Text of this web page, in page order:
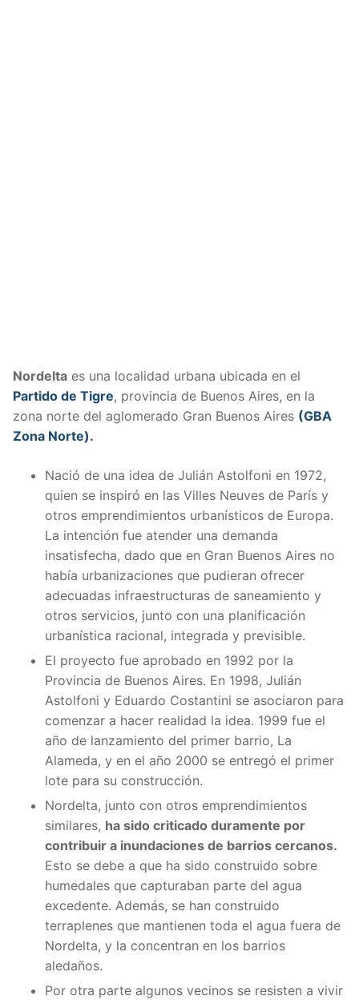
Nordelta es una localidad urbana ubicada en el
Partido de Tigre, provincia de Buenos Aires, en la
zona norte del aglomerado Gran Buenos Aires (GBA
Zona Norte).
Nació de una idea de Julián Astolfoni en 1972,
quien se inspiró en las Villes Neuves de París y
otros emprendimientos urbanísticos de Europa.
La intención fue atender una demanda
insatisfecha, dado que en Gran Buenos Aires no
había urbanizaciones que pudieran ofrecer
adecuadas infraestructuras de saneamiento y
otros servicios, junto con una planificación
urbanística racional, integrada y previsible.
El proyecto fue aprobado en 1992 por la
Provincia de Buenos Aires. En 1998, Julián
Astolfoni y Eduardo Costantini se asociaron para
comenzar a hacer realidad la idea. 1999 fue el
año de lanzamiento del primer barrio, La
Alameda, y en el año 2000 se entregó el primer
lote para su construcción.
Nordelta, junto con otros emprendimientos
similares, ha sido criticado duramente por
contribuir a inundaciones de barrios cercanos.
Esto se debe a que ha sido construido sobre
humedales que capturaban parte del agua
excedente. Además, se han construido
terraplenes que mantienen toda el agua fuera de
Nordelta, y la concentran en los barrios
aledaños.
Por otra parte algunos vecinos se resisten a vivir